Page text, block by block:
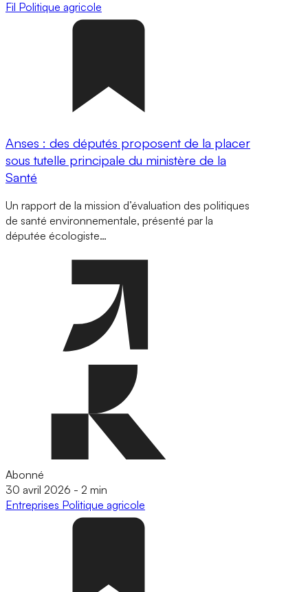
Fil Politique agricole
Anses : des députés proposent de la placer
sous tutelle principale du ministère de la
Santé
Un rapport de la mission d’évaluation des politiques
de santé environnementale, présenté par la
députée écologiste…
Abonné
30 avril 2026 - 2 min
Entreprises Politique agricole